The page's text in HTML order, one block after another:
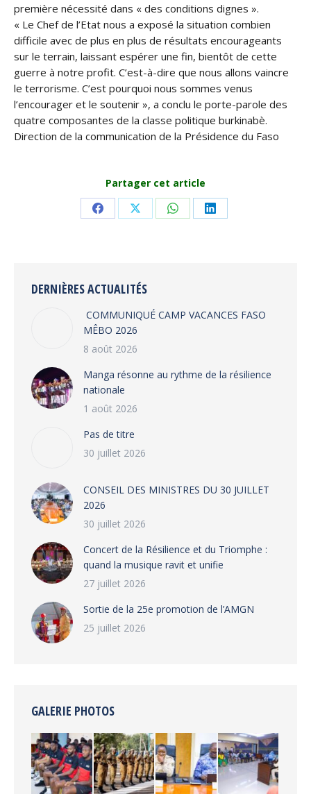
première nécessité dans « des conditions dignes ».
« Le Chef de l’Etat nous a exposé la situation combien
difficile avec de plus en plus de résultats encourageants
sur le terrain, laissant espérer une fin, bientôt de cette
guerre à notre profit. C’est-à-dire que nous allons vaincre
le terrorisme. C’est pourquoi nous sommes venus
l’encourager et le soutenir », a conclu le porte-parole des
quatre composantes de la classe politique burkinabè.
Direction de la communication de la Présidence du Faso
Partager cet article
Share Share Share Share
DERNIÈRES ACTUALITÉS
COMMUNIQUÉ CAMP VACANCES FASO
MÊBO 2026
8 août 2026
Manga résonne au rythme de la résilience
nationale
1 août 2026
Pas de titre
30 juillet 2026
CONSEIL DES MINISTRES DU 30 JUILLET
2026
30 juillet 2026
‎​Concert de la Résilience et du Triomphe :
quand la musique ravit et unifie
27 juillet 2026
‎Sortie de la 25e promotion de l’AMGN
25 juillet 2026
GALERIE PHOTOS